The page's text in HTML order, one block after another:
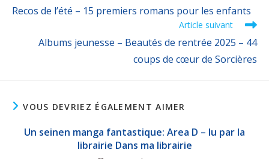
Recos de l’été – 15 premiers romans pour les enfants
Article suivant
Albums jeunesse – Beautés de rentrée 2025 – 44
coups de cœur de Sorcières
VOUS DEVRIEZ ÉGALEMENT AIMER
Un seinen manga fantastique: Area D – lu par la
librairie Dans ma librairie